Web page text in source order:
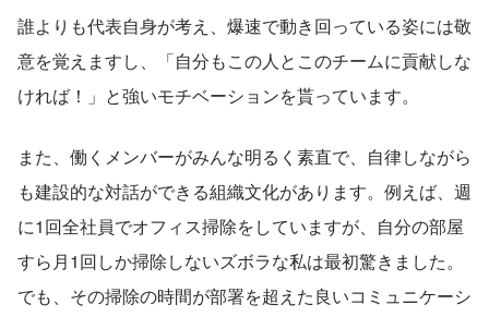
誰よりも代表自身が考え、爆速で動き回っている姿には敬
意を覚えますし、「自分もこの人とこのチームに貢献しな
ければ！」と強いモチベーションを貰っています。
また、働くメンバーがみんな明るく素直で、自律しながら
も建設的な対話ができる組織文化があります。例えば、週
に1回全社員でオフィス掃除をしていますが、自分の部屋
すら月1回しか掃除しないズボラな私は最初驚きました。
でも、その掃除の時間が部署を超えた良いコミュニケーシ